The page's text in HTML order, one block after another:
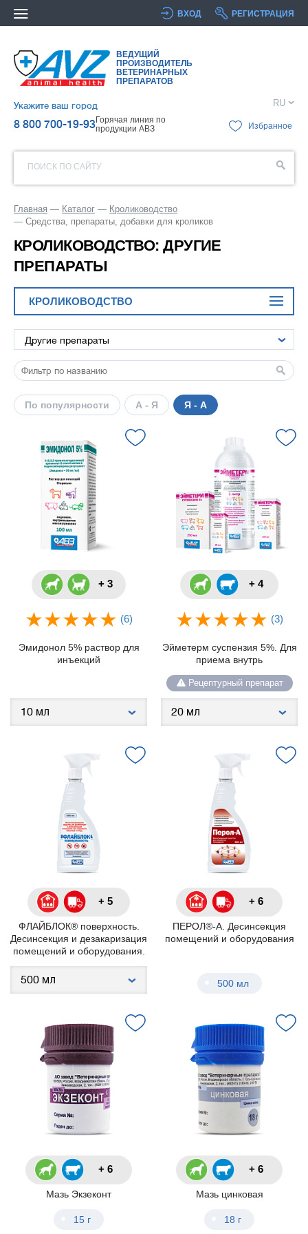
ВХОД РЕГИСТРАЦИЯ
ВЕДУЩИЙ
ПРОИЗВОДИТЕЛЬ
ВЕТЕРИНАРНЫХ
ПРЕПАРАТОВ
Укажите ваш город
8 800 700-19-93Горячая линия по
продукции АВЗ
RU
Избранное
ПОИСК ПО САЙТУ
Главная Каталог
Кролиководство
Средства, препараты, добавки для кроликов
КРОЛИКОВОДСТВО: ДРУГИЕ
ПРЕПАРАТЫ
КРОЛИКОВОДСТВО
По популярности А - Я Я - А
+ 3
(6)
Эмидонол 5% раствор для
инъекций
+ 4
(3)
Эйметерм суспензия 5%. Для
приема внутрь
Рецептурный препарат
+ 5
ФЛАЙБЛОК® поверхность.
Десинсекция и дезакаризация
помещений и оборудования.
+ 6
ПЕРОЛ®-А. Десинсекция
помещений и оборудования
500 мл
+ 6
Мазь Экзеконт
15 г
+ 6
Мазь цинковая
18 г